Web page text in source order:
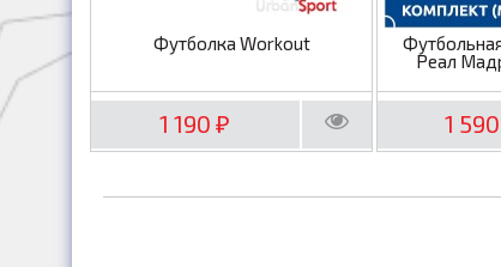
Футболка Workout
1 190₽
Реал
1